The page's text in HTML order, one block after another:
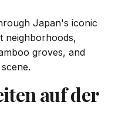
Japan's iconic
neighborhoods,
groves, and
auf der